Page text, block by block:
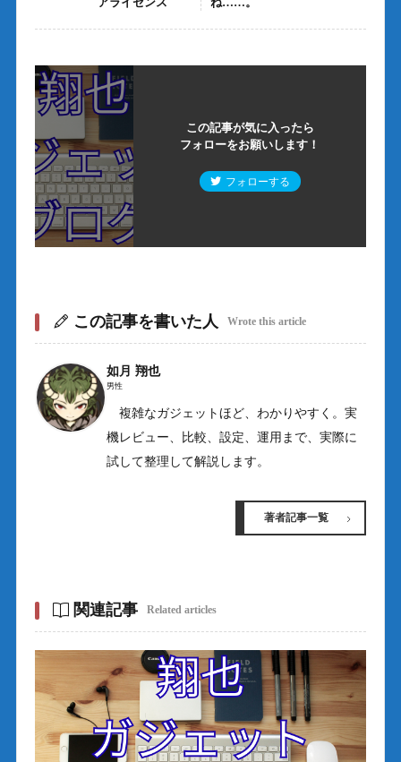
この記事が気に入ったら
フォローをお願いします！
フォローする
この記事を書いた人 Wrote this article
如月 翔也
男性
複雑なガジェットほど、わかりやすく。実
機レビュー、比較、設定、運用まで、実際に
試して整理して解説します。
著者記事一覧
関連記事 Related articles